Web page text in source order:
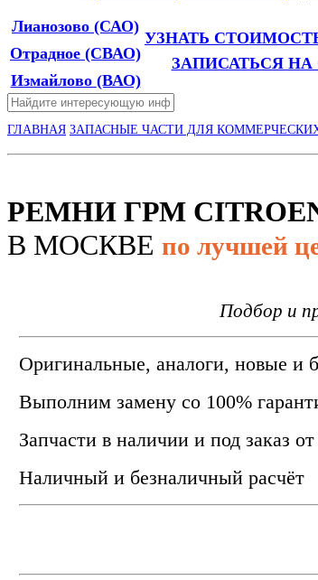
Лианозово (САО)
Отрадное (СВАО)
Измайлово (ВАО)
УЗНАТЬ
ЗАПИСАТЬСЯ НА
ГЛАВНАЯ ЗАПАСНЫЕ ЧАСТИ ДЛЯ
РЕМНИ ГРМ
В МОСКВЕ по лучшей
Подбор и
Оригинальные, аналоги, новые и
Выполним замену со 100%
Запчасти в наличии и под заказ
Наличный и безналичный расчёт